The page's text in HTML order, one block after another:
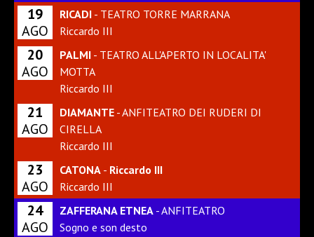
19
AGO
RICADI - TEATRO TORRE MARRANA
Riccardo III
20
AGO
PALMI - TEATRO ALL'APERTO IN LOCALITA'
MOTTA
Riccardo III
21
AGO
DIAMANTE - ANFITEATRO DEI RUDERI DI
CIRELLA
Riccardo III
23
AGO
CATONA - Riccardo III
Riccardo III
24
AGO
ZAFFERANA ETNEA - ANFITEATRO
Sogno e son desto